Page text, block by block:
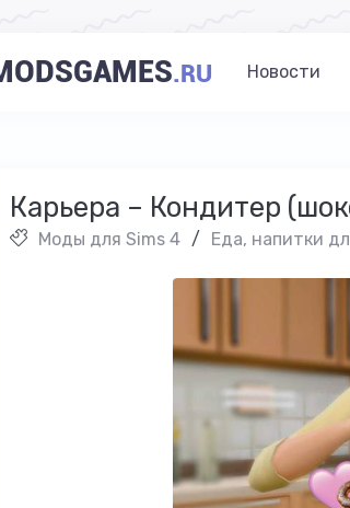
.RU Новости
Карьера – Кондитер
Моды для Sims 4 / Еда, напитки